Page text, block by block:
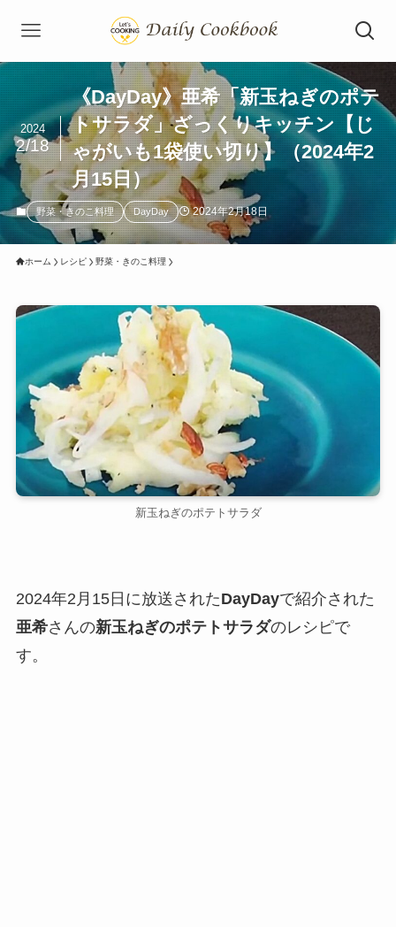
《DayDay》亜希「新玉ねぎのポテ
トサラダ」ざっくりキッチン【じ
ゃがいも1袋使い切り】（2024年2
月15日）
2024
2/18
野菜・きのこ料理 DayDay 2024年2月18日
ホーム レシピ 野菜・きのこ料理
新玉ねぎのポテトサラダ
2024年2月15日に放送されたDayDayで紹介された
亜希さんの新玉ねぎのポテトサラダのレシピで
す。